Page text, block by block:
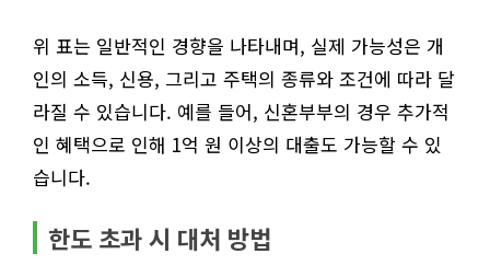
위 표는 일반적인 경향을 나타내며, 실제 가능성은 개
인의 소득, 신용, 그리고 주택의 종류와 조건에 따라 달
라질 수 있습니다. 예를 들어, 신혼부부의 경우 추가적
인 혜택으로 인해 1억 원 이상의 대출도 가능할 수 있
습니다.
한도 초과 시 대처 방법